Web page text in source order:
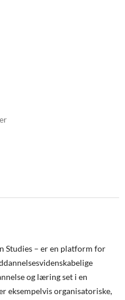
Studies – er en platform for
og læring set i en
eksempelvis organisatoriske,